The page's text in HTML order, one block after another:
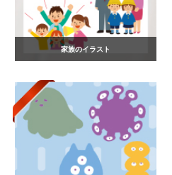
家族のイラスト